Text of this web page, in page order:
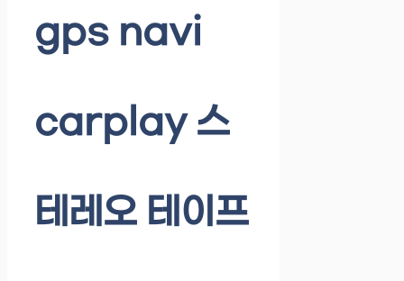
gps navi
carplay 스
테레오 테이프